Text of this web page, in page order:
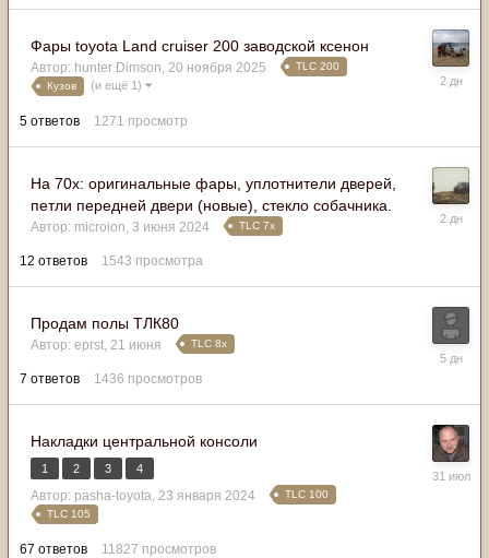
08:48
Фары toyota Land cruiser 200 заводской ксенон
Автор: hunter Dimson, 20 ноября 2025
TLC 200
Кузов
(и ещё 1)
5 ответов 1271 просмотр
пятницу
На 70х: оригинальные фары, уплотнители дверей,
петли передней двери (новые), стекло собачника.
Автор: microion, 3 июня 2024 TLC 7x
12 ответов 1543 просмотра
четверг
Продам полы ТЛК80
Автор: eprst, 21 июня TLC 8x
7 ответов 1436 просмотров
Во
вторник
05:43
Накладки центральной консоли
1 2 3 4
Автор: pasha-toyota, 23 января 2024
TLC 100
TLC 105
67 ответов 11827 просмотров
31